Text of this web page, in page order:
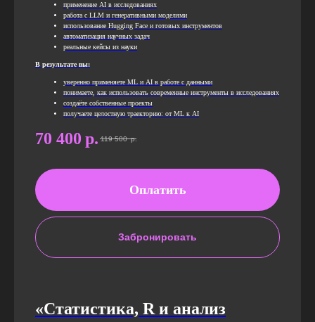
применение AI в исследованиях
работа с LLM и генеративными моделями
использование Hugging Face и готовых инструментов
автоматизация научных задач
реальные кейсы из науки
В результате вы:
уверенно применяете ML и AI в работе с данными
понимаете, как использовать современные инструменты в исследованиях
создаёте собственные проекты
получаете целостную траекторию: от ML к AI
70 400 р. 119 500 р.
Оплатить
Забронировать
«Статистика, R и анализ